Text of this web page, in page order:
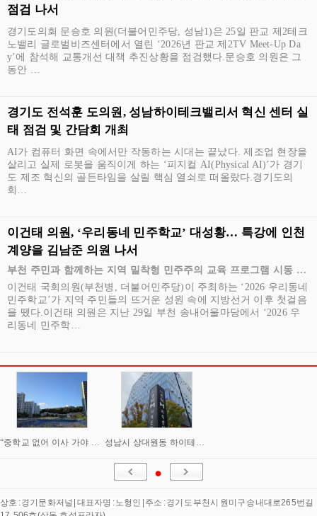
점검 나서
경기도의회 문승호 의원(더불어민주당, 성남1)은 25일 판교 제2테크
노밸리 글로벌비즈센터에서 열린 ‘2026년 판교 제2TV Meet-Up Da
y’에 참석해 교통개선 대책 추진상황을 점검했다.문승호 의원은 그
동안 …
경기도 전석훈 도의원, 성남하이테크밸리서 혁신 센터 실
태 점검 및 간담회 개최
AI가 컴퓨터 화면 속에서만 작동하는 시대는 끝났다. 제조업 현장을
살리고 실제 로봇을 움직이게 하는 ‘피지컬 AI(Physical AI)’가 경기
도 제조 혁신의 골든타임을 살릴 핵심 열쇠로 떠올랐다.경기도의
회…
이건태 의원, ‘우리동네 민주학교’ 대성황… 특강에 인천
계양을 김남준 의원 나서
부천 주민과 함께하는 지역 밀착형 민주주의 교육 프로그램 시동 -
강연자 김남준 의원
이건태 국회의원(부천병, 더불어민주당)이 주최하는 ‘2026 우리동네
민주학교’가 지역 주민들의 뜨거운 성원 속에 지방선거 이후 첫걸음
을 뗐다.이건태 의원은 지난 29일 부천 송내어울마당에서 ‘2026 우
리동네 민주학…
“중학교 없어 이사 가야 하나” 성남시 상대원동 하이테크밸리, 피지컬 인공지능(AI) 산실로 거듭난다
상호 : 경기문화저널 | 대표자명 : 노형인 | 주소 : 경기도 부천시 원미구 송내대로265번길